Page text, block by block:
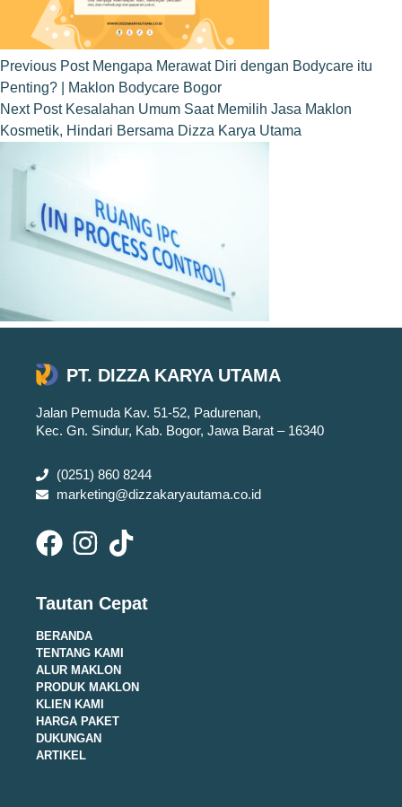
Previous Post Mengapa Merawat Diri dengan Bodycare itu
Penting? | Maklon Bodycare Bogor
Next Post Kesalahan Umum Saat Memilih Jasa Maklon
Kosmetik, Hindari Bersama Dizza Karya Utama
PT. DIZZA KARYA UTAMA
Jalan Pemuda Kav. 51-52, Padurenan,
Kec. Gn. Sindur, Kab. Bogor, Jawa Barat – 16340
(0251) 860 8244
marketing@dizzakaryautama.co.id
Tautan Cepat
BERANDA
TENTANG KAMI
ALUR MAKLON
PRODUK MAKLON
KLIEN KAMI
HARGA PAKET
DUKUNGAN
ARTIKEL